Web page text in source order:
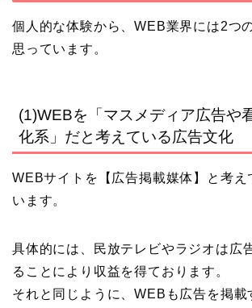
個人的な体験から、WEB業界には2つ
思っています。
(1)WEBを「マスメディア広告や
化系」だと考えている広告文化
WEBサイトを【広告掲載媒体】と考え
います。
具体的には、民放テレビやラジオは広
ることにより収益を得ております。
それと同じように、WEBも広告を掲載